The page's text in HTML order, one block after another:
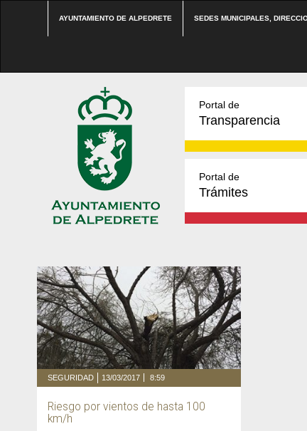
AYUNTAMIENTO DE ALPEDRETE SEDES MUNICIPALES,
Portal de
Transparencia
Portal de
Trámites
SEGURIDAD 13/03/2017 8:59
Riesgo por vientos de hasta 100
km/h